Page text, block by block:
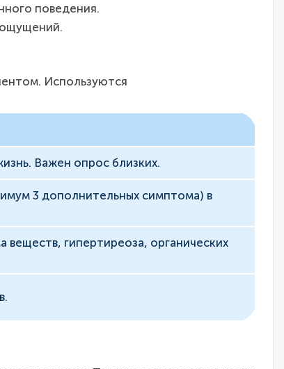
поведения.
ощущений.
Используются
Важен опрос близких.
3 дополнительных симптома) в
гипертиреоза, органических